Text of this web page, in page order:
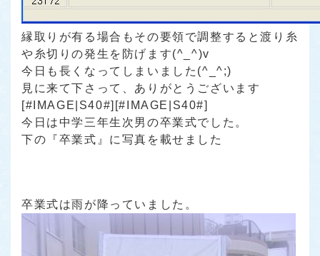
縁取りが有る場合もその要領で調整すると渡り糸
や糸切りの発生を防げます(^_^)v
今日も長くなってしまいました(^_^;)
見に来て下さって、ありがとうございます
[#IMAGE|S40#][#IMAGE|S40#]
今日は中学三年生次男の卒業式でした。
下の『卒業式』に写真を載せました
卒業式は雨が降っていました。